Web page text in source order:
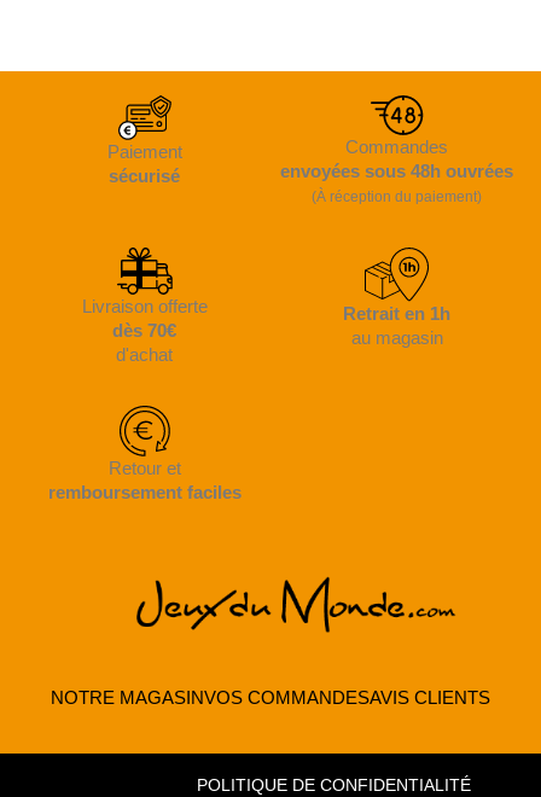
Paiement
sécurisé
Commandes
envoyées sous 48h ouvrées
(À réception du paiement)
Livraison offerte
dès 70€
d'achat
Retrait en 1h
au magasin
Retour et
remboursement faciles
NOTRE MAGASINVOS COMMANDESAVIS CLIENTS
POLITIQUE DE CONFIDENTIALITÉ